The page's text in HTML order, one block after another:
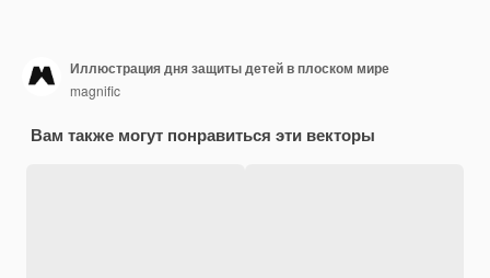
Иллюстрация дня защиты детей в плоском мире
magnific
Вам также могут понравиться эти векторы